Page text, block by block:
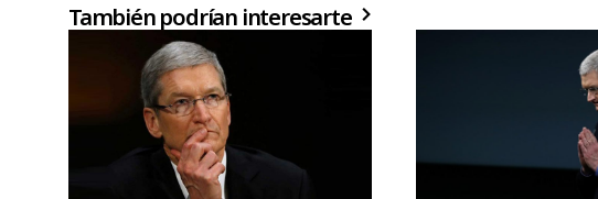
También podrían interesarte